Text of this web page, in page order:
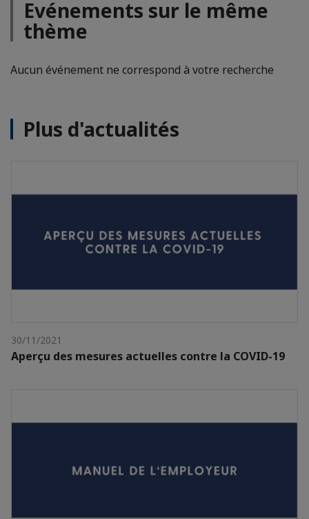
Evénements sur le même
thème
Aucun événement ne correspond à votre recherche
Plus d'actualités
30/11/2021
Aperçu des mesures actuelles contre la COVID-19